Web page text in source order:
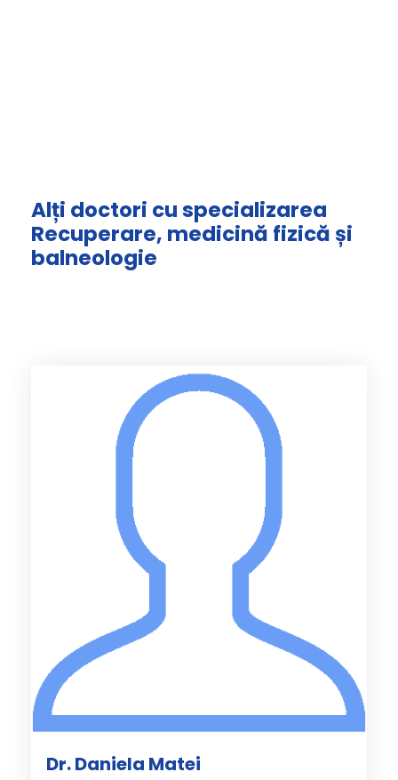
Alți doctori cu specializarea
Recuperare, medicină fizică și
balneologie
Dr. Daniela Matei